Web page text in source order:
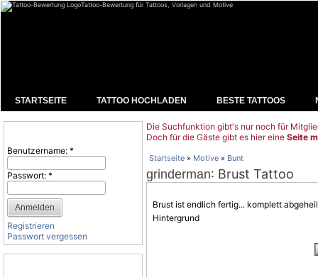
Tattoo-Bewertung für Tattoos, Vorlagen und Motive
STARTSEITE TATTOO HOCHLADEN BESTE TATTOOS
Benutzername: *
Passwort: *
Registrieren
Passwort vergessen
Die Suchfunktion gibt's nur noch für
Doch für die Gäste gibt es hier eine Seite
Startseite » Motive » Bunt
grinderman: Brust Tattoo
Brust ist endlich fertig... komplett
Hintergrund